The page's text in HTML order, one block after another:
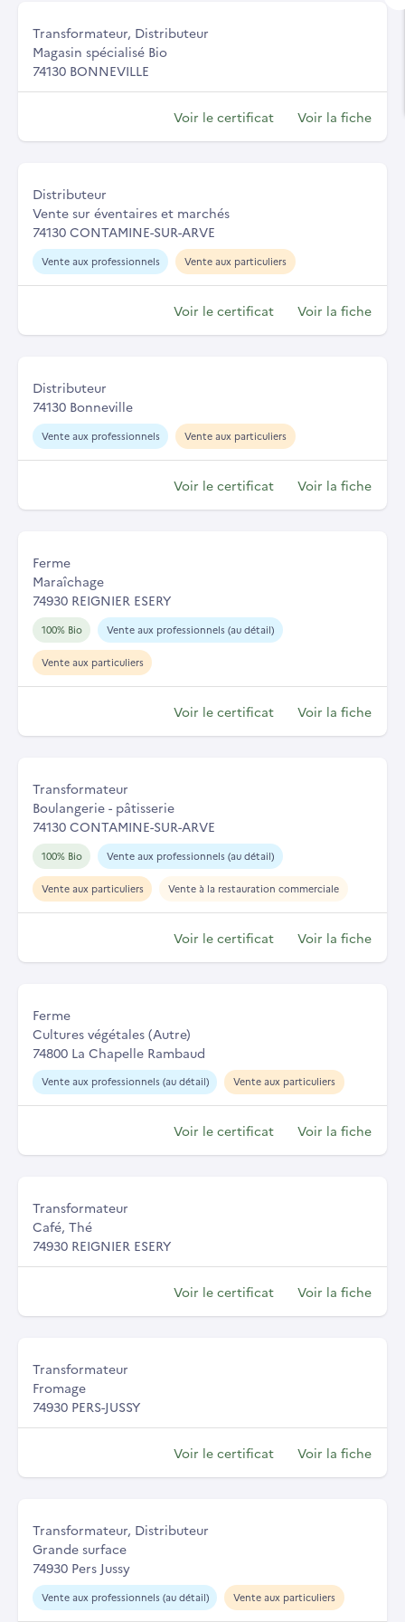
Transformateur, Distributeur
Magasin spécialisé Bio
74130 BONNEVILLE
Voir le certificat Voir la fiche
Distributeur
Vente sur éventaires et marchés
74130 CONTAMINE-SUR-ARVE
Vente aux professionnels Vente aux particuliers
Voir le certificat Voir la fiche
Distributeur
74130 Bonneville
Vente aux professionnels Vente aux particuliers
Voir le certificat Voir la fiche
Ferme
Maraîchage
74930 REIGNIER ESERY
100% Bio Vente aux professionnels (au détail)
Vente aux particuliers
Voir le certificat Voir la fiche
Transformateur
Boulangerie - pâtisserie
74130 CONTAMINE-SUR-ARVE
100% Bio Vente aux professionnels (au détail)
Vente aux particuliers Vente à la restauration commerciale
Voir le certificat Voir la fiche
Ferme
Cultures végétales (Autre)
74800 La Chapelle Rambaud
Vente aux professionnels (au détail) Vente aux particuliers
Voir le certificat Voir la fiche
Transformateur
Café, Thé
74930 REIGNIER ESERY
Voir le certificat Voir la fiche
Transformateur
Fromage
74930 PERS-JUSSY
Voir le certificat Voir la fiche
Transformateur, Distributeur
Grande surface
74930 Pers Jussy
Vente aux professionnels (au détail) Vente aux particuliers